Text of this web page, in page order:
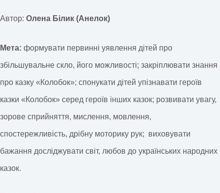
Автор: Олена Білик (Анелок)
Мета: формувати первинні уявлення дітей про
збільшувальне скло, його можливості; закріплювати знання
про казку «Колобок»; спонукати дітей упізнавати героїв
казки «Колобок» серед героїв інших казок; розвивати увагу,
зорове сприйняття, мислення, мовлення,
спостережливість, дрібну моторику рук; виховувати
бажання досліджувати світ, любов до українських народних
казок.